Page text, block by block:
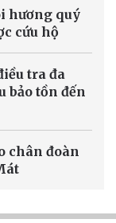
lệ thứ Nhất, Quốc
Thủ đô Hà Nội
trì của Chủ tịch